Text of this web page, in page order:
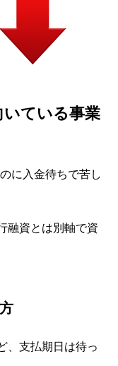
ている事業
に入金待ちで苦し
融資とは別軸で資
、支払期日は待っ